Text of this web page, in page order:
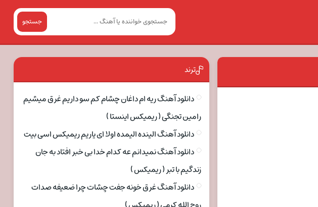
جستجو
ترند
دانلود آهنگ ریه ام داغان چشام کم سو داریم غرق میشیم
رامین تجنگی ( ریمیکس اینستا )
دانلود آهنگ الینده الیمده اولا ای یاریم ریمیکس اسی بیت
دانلود آهنگ نمیدانم عه کدام خدا بی خبر افتاد به جان
زندگیم با تبر ( ریمیکس )
دانلود آهنگ غرق خونه جفت چشات چرا ضعیفه صدات